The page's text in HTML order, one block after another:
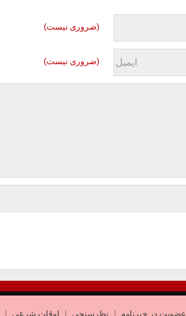
(ضروری نیست)
(ضروری نیست)
عضویت در خبرنامه | نظرسنجی | اوقات شرعی |